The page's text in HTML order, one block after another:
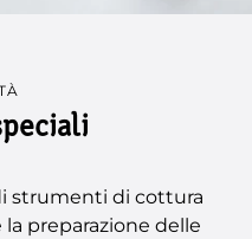
strumenti di cottura
preparazione delle